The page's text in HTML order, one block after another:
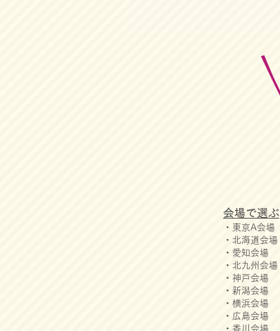
会場で選ぶ
・東京A会場
・北海道会場
・愛知会場
・北九州会場
・神戸会場
・新潟会場
・横浜会場
・広島会場
・香川会場